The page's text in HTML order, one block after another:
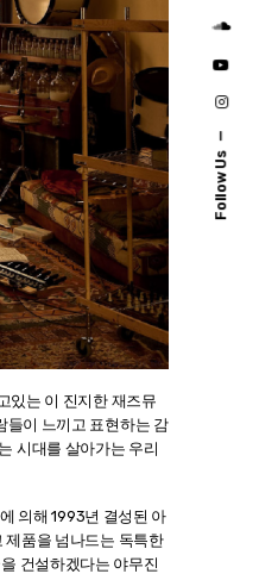
Follow Us
있는 이 진지한 재즈뮤
들이 느끼고 표현하는 감
시대를 살아가는 우리
의해 1993년 결성된 아
제품을 넘나드는 독특한
건설하겠다는 야무진